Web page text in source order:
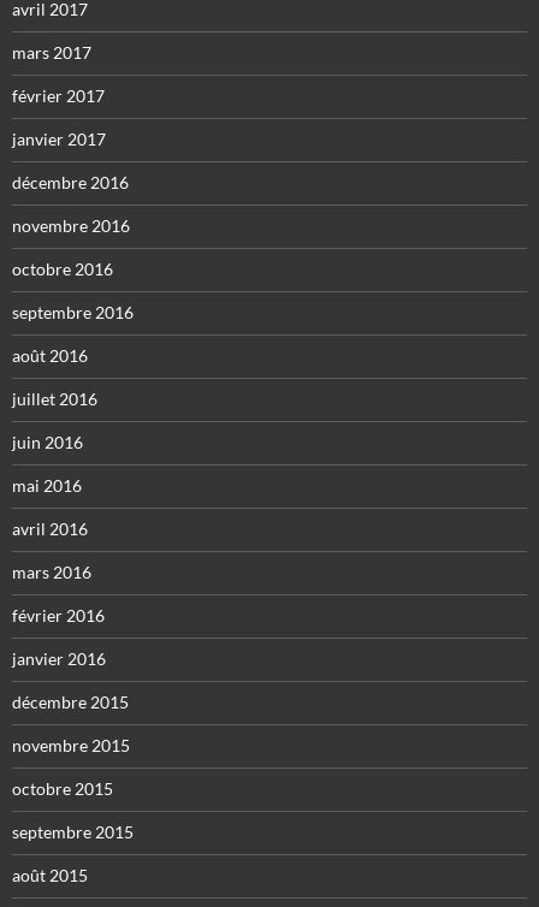
avril 2017
mars 2017
février 2017
janvier 2017
décembre 2016
novembre 2016
octobre 2016
septembre 2016
août 2016
juillet 2016
juin 2016
mai 2016
avril 2016
mars 2016
février 2016
janvier 2016
décembre 2015
novembre 2015
octobre 2015
septembre 2015
août 2015